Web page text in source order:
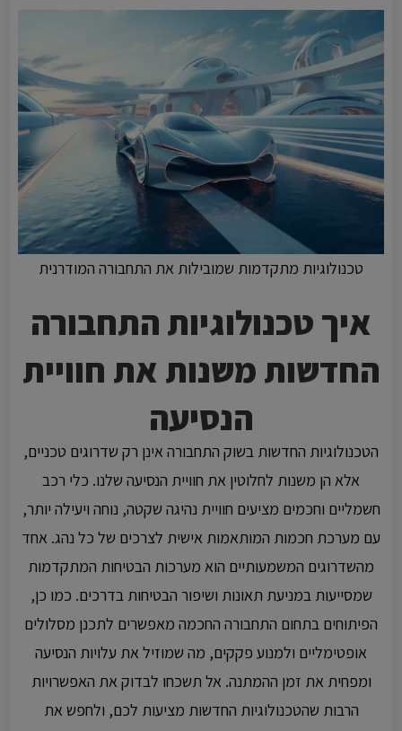
טכנולוגיות מתקדמות שמובילות את התחבורה המודרנית
איך טכנולוגיות התחבורה
החדשות משנות את חוויית
הנסיעה
הטכנולוגיות החדשות בשוק התחבורה אינן רק שדרוגים טכניים,
אלא הן משנות לחלוטין את חוויית הנסיעה שלנו. כלי רכב
חשמליים וחכמים מציעים חוויית נהיגה שקטה, נוחה ויעילה יותר,
עם מערכת חכמות המותאמות אישית לצרכים של כל נהג. אחד
מהשדרוגים המשמעותיים הוא מערכות הבטיחות המתקדמות
שמסייעות במניעת תאונות ושיפור הבטיחות בדרכים. כמו כן,
הפיתוחים בתחום התחבורה החכמה מאפשרים לתכנן מסלולים
אופטימליים ולמנוע פקקים, מה שמוזיל את עלויות הנסיעה
ומפחית את זמן ההמתנה. אל תשכחו לבדוק את האפשרויות
הרבות שהטכנולוגיות החדשות מציעות לכם, ולחפש את